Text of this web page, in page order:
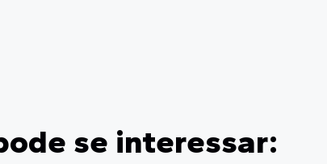
se interessar: